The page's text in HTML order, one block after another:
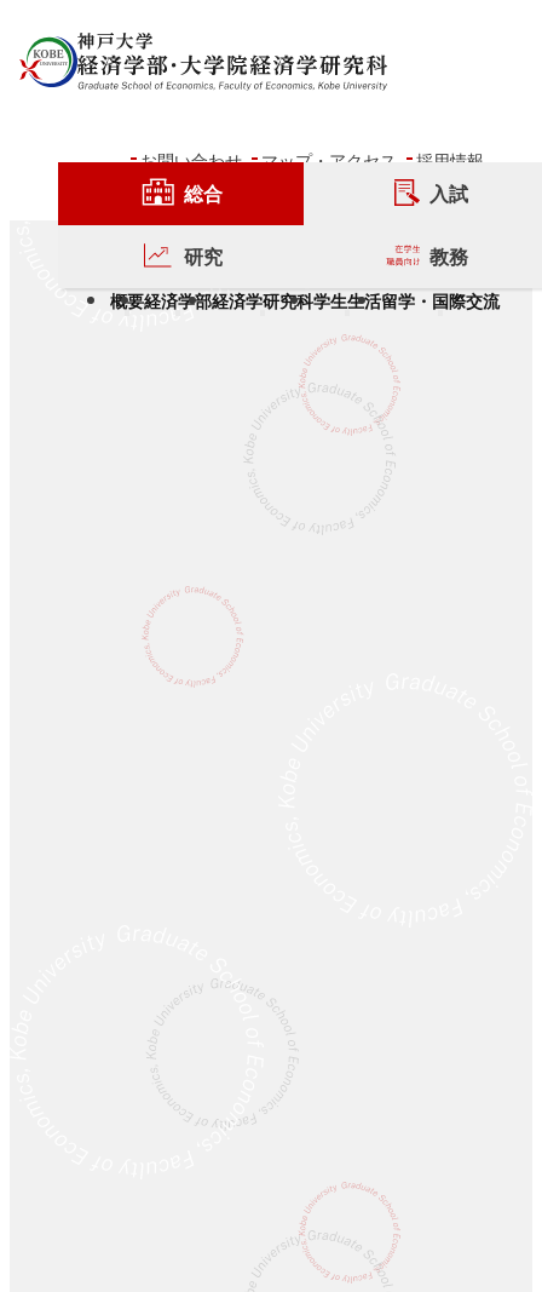
お問い合わせ マップ・アクセス 採用情報
総合 入試
研究 教務
概要経済学部経済学研究科学生生活留学・国際交流
激変期を
世界に
挑もう